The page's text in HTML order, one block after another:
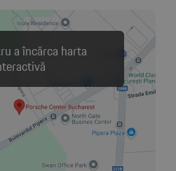
a încărca harta